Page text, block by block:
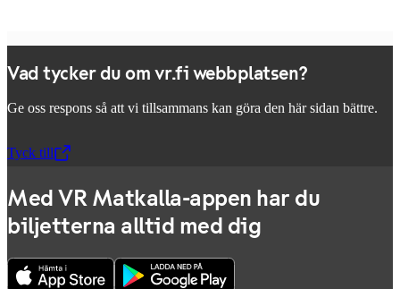
Vad tycker du om vr.fi webbplatsen?
Ge oss respons så att vi tillsammans kan göra den här sidan bättre.
Tyck till
,Öppnas i en ny flik
Med VR Matkalla-appen har du
biljetterna alltid med dig